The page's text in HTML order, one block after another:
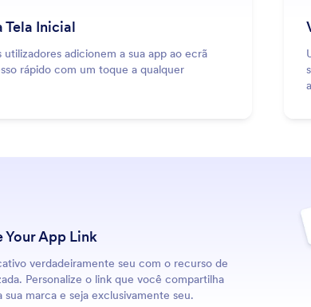
Inicial
utilizadores adicionem a sua app ao ecrã
rápido com um toque a qualquer
Your App Link
verdadeiramente seu com o recurso de
Personalize o link que você compartilha
sua marca e seja exclusivamente seu.